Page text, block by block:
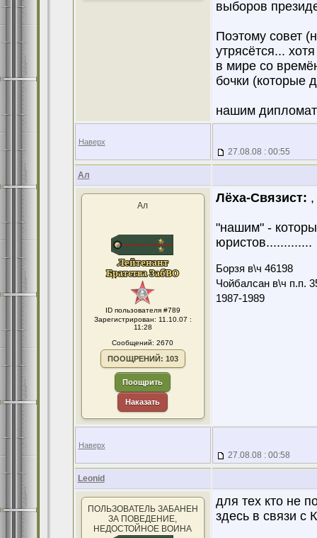
выборов
Поэтому совет
утрясётся...
в мире со
бочки (которые
нашим
Наверх
27.08.08 : 00:55
Ал
Ал
ID пользователя #789
Зарегистрирован: 11.10.07 :
11:28
Сообщений: 2670
ПООЩРЕНИЙ: 103
Поощрить
Наказать
Лёха-Связист:
"нашим" -
юристов.............
Борзя в\ч 46198
Чойбалсан в\ч п.п.
1987-1989
Наверх
27.08.08 : 00:58
Leonid
ПОЛЬЗОВАТЕЛЬ ЗАБАНЕН
ЗА ПОВЕДЕНИЕ,
НЕДОСТОЙНОЕ ВОИНА
для тех кто не
здесь в связи с